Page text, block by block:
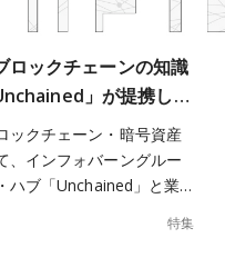
ロックチェーンの知識
」が提携し…
ックチェーン・暗号資産
、インフォバーングルー
ハブ「Unchained」と業…
特集